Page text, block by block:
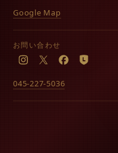
Google Map
お問い合わせ
Instagram
X Facebook
LINE
045-227-5036